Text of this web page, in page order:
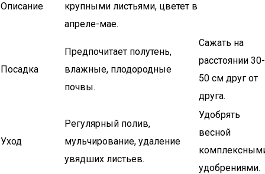
Описание
крупными листьями, цветет в
апреле-мае.
Посадка
Предпочитает полутень,
влажные, плодородные
почвы.
Сажать на
расстоянии 30-
50 см друг от
друга.
Уход
Регулярный полив,
мульчирование, удаление
увядших листьев.
Удобрять
весной
удобрениями.